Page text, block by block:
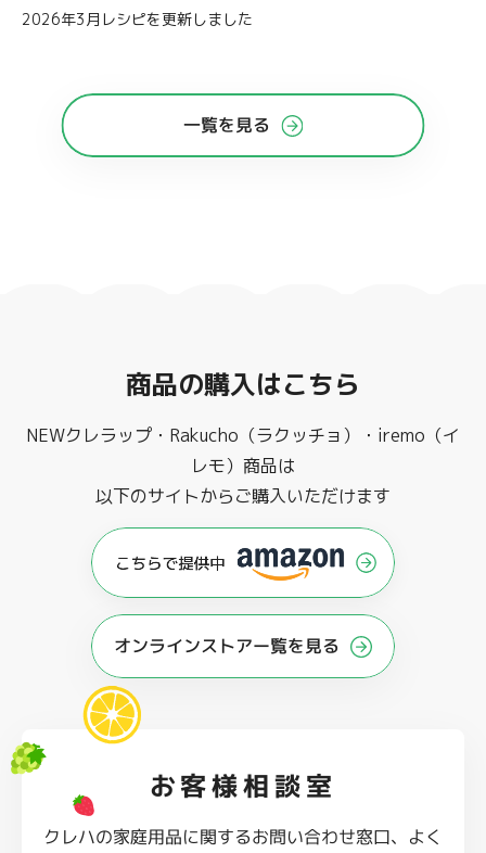
2026年3月レシピを更新しました
一覧を見る
商品の購入はこちら
NEWクレラップ・Rakucho（ラクッチョ）・iremo（イ
レモ）商品は
以下のサイトからご購入いただけます
オンラインストアー覧を見る
お客様相談室
クレハの家庭用品に関するお問い合わせ窓口、よく